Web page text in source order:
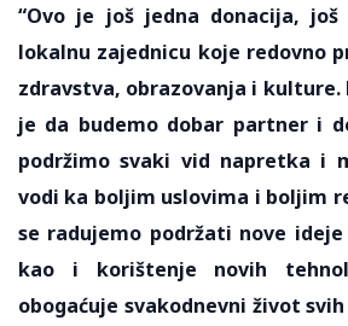
“Ovo je još jedna donacija,
lokalnu zajednicu koje redovno
zdravstva, obrazovanja i kulture.
je da budemo dobar partner i
podržimo svaki vid napretka i
vodi ka boljim uslovima i boljim
se radujemo podržati nove
kao i korištenje novih
obogaćuje svakodnevni život